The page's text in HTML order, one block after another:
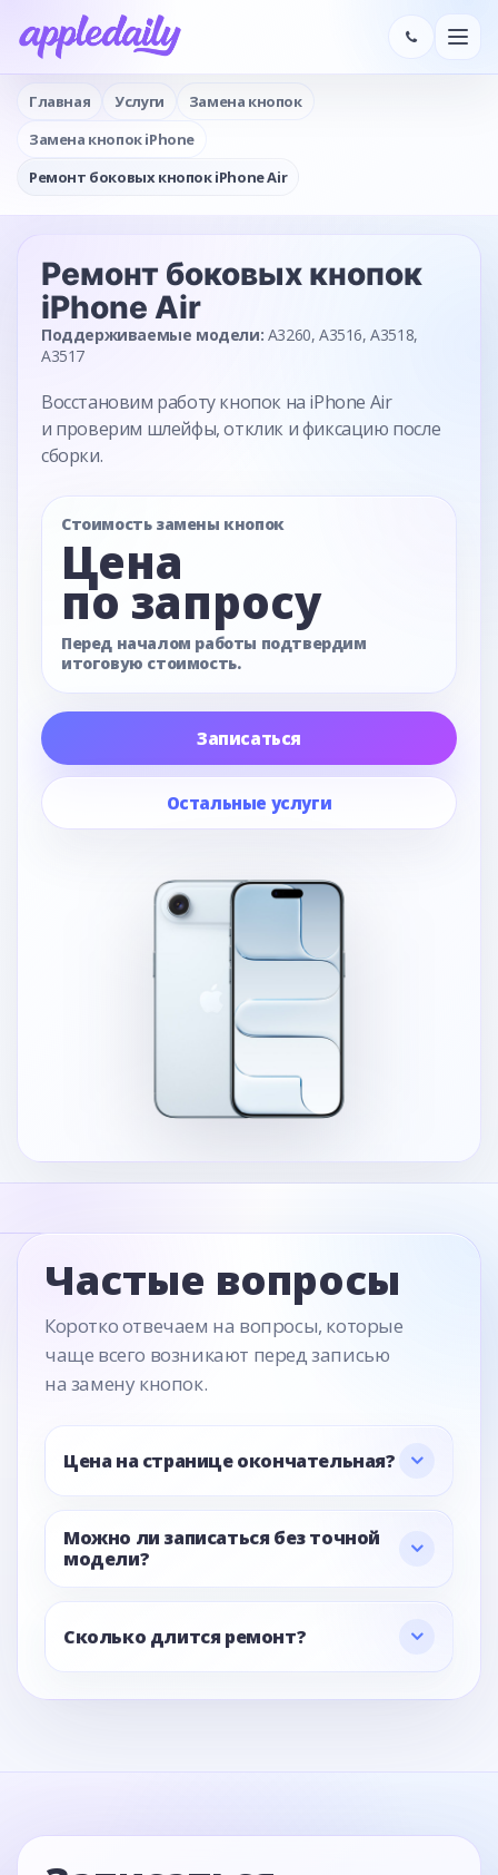
Главная Услуги
Замена кнопок
Замена кнопок iPhone
Ремонт боковых кнопок iPhone Air
Ремонт боковых кнопок
iPhone Air
Поддерживаемые модели: A3260, A3516, A3518,
A3517
Восстановим работу кнопок на iPhone Air
и проверим шлейфы, отклик и фиксацию после
сборки.
Стоимость замены кнопок
Цена
по запросу
Перед началом работы подтвердим
итоговую стоимость.
Записаться
Остальные услуги
Частые вопросы
Коротко отвечаем на вопросы, которые
чаще всего возникают перед записью
на замену кнопок.
Цена на странице окончательная?
Можно ли записаться без точной
модели?
Сколько длится ремонт?